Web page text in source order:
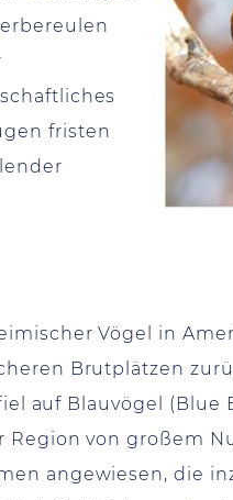
fristen
Vögel in
Brutplätzen
auf Blauvögel (Blue
von großem
angewiesen, die